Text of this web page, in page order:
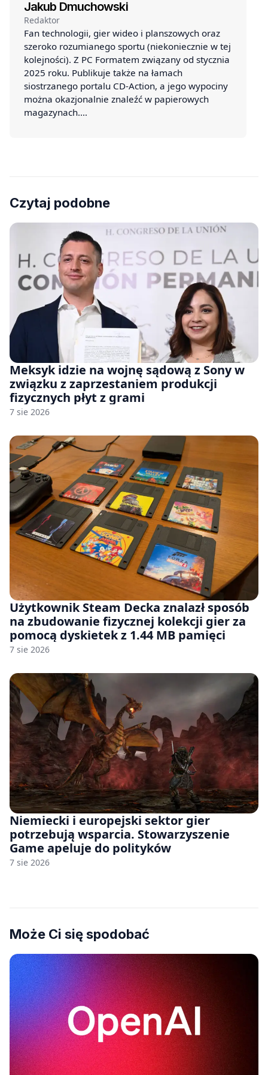
Jakub Dmuchowski
Redaktor
Fan technologii, gier wideo i planszowych oraz
szeroko rozumianego sportu (niekoniecznie w tej
kolejności). Z PC Formatem związany od stycznia
2025 roku. Publikuje także na łamach
siostrzanego portalu CD-Action, a jego wypociny
można okazjonalnie znaleźć w papierowych
magazynach.…
Czytaj podobne
Meksyk idzie na wojnę sądową z Sony w
związku z zaprzestaniem produkcji
fizycznych płyt z grami
7 sie 2026
Użytkownik Steam Decka znalazł sposób
na zbudowanie fizycznej kolekcji gier za
pomocą dyskietek z 1.44 MB pamięci
7 sie 2026
Niemiecki i europejski sektor gier
potrzebują wsparcia. Stowarzyszenie
Game apeluje do polityków
7 sie 2026
Może Ci się spodobać